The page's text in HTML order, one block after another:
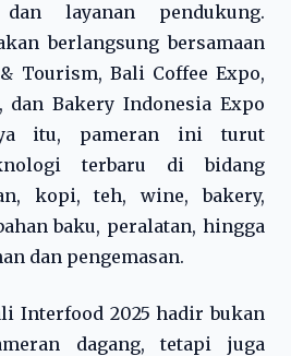
layanan pendukung.
berlangsung bersamaan
Tourism, Bali Coffee Expo,
Bakery Indonesia Expo
itu, pameran ini turut
terbaru di bidang
kopi, teh, wine, bakery,
baku, peralatan, hingga
dan pengemasan.
Interfood 2025 hadir bukan
dagang, tetapi juga